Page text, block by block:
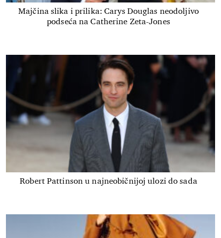
Majčina slika i prilika: Carys Douglas neodoljivo
podseća na Catherine Zeta-Jones
Robert Pattinson u najneobičnijoj ulozi do sada